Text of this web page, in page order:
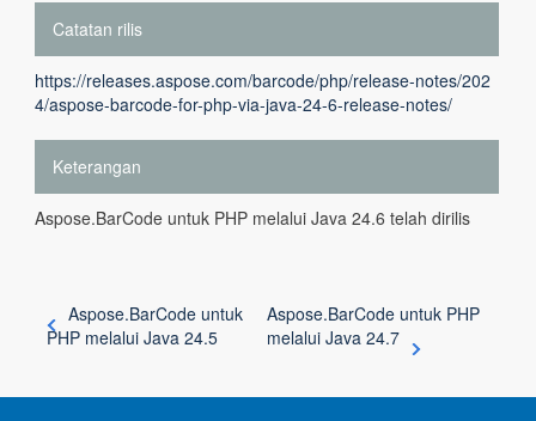
Catatan rilis
https://releases.aspose.com/barcode/php/release-notes/202
4/aspose-barcode-for-php-via-java-24-6-release-notes/
Keterangan
Aspose.BarCode untuk PHP melalui Java 24.6 telah dirilis
Aspose.BarCode untuk
PHP melalui Java 24.5
Aspose.BarCode untuk PHP
melalui Java 24.7